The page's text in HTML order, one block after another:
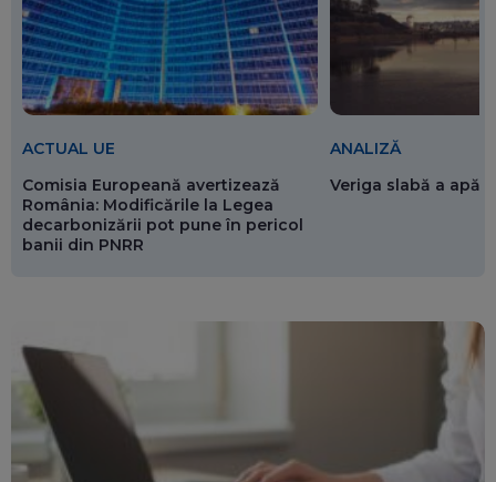
ACTUAL UE
Comisia Europeană avertizează
România: Modificările la Legea
decarbonizării pot pune în pericol
banii din PNRR
ANALIZĂ
Veriga slabă a